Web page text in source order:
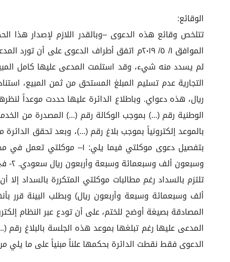
الوقائع:
بالموعد إلكترونياً بموجب بلاغ رقم (...)، وبعد تحقق
ألف وسبعمائة وسبعة وأربعون ريال) وبطلب البينة قرر
الدعوى فقط نقطت الدائرة بحكمها علناً مبنياً على ما يلي